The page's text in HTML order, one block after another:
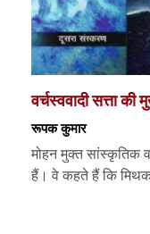
वर्चस्ववादी सत्ता
रूपक कुमार
मोहन मुक्त सांस्कृतिक
हैं। वे कहते हैं कि